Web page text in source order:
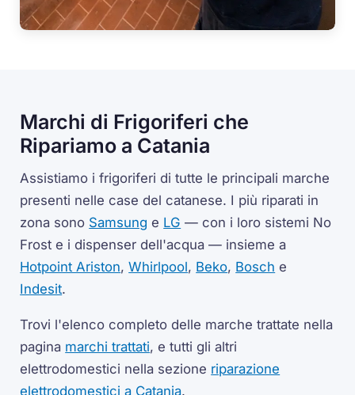
Marchi di Frigoriferi che
Ripariamo a Catania
Assistiamo i frigoriferi di tutte le principali marche
presenti nelle case del catanese. I più riparati in
zona sono Samsung e LG — con i loro sistemi No
Frost e i dispenser dell'acqua — insieme a
Hotpoint Ariston,Whirlpool, Beko, Bosch e
Indesit.
Trovi l'elenco completo delle marche trattate nella
pagina marchi trattati, e tutti gli altri
elettrodomestici nella sezione riparazione
elettrodomestici a Catania.